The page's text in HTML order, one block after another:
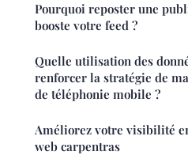
Pourquoi reposter une
booste votre feed ?
Quelle utilisation des
renforcer la stratégie de
de téléphonie mobile ?
Améliorez votre visibilité
web carpentras